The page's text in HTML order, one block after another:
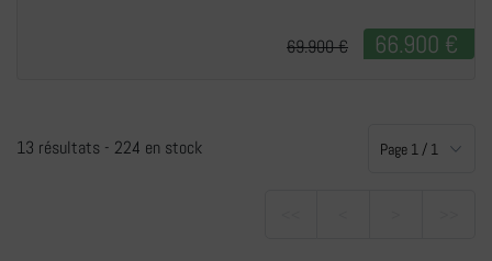
66.900 €
69.900 €
13 résultats - 224 en stock